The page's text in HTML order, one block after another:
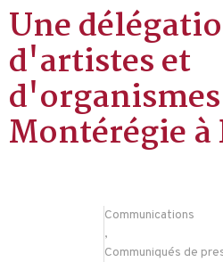
Une
d'artistes et
Montérégie à
Communications
,
Communiqués de